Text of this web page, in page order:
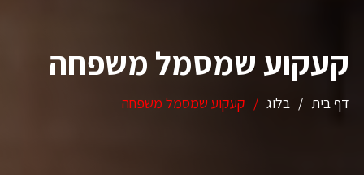
קעקוע שמסמל משפחה
דף בית / בלוג / קעקוע שמסמל משפחה